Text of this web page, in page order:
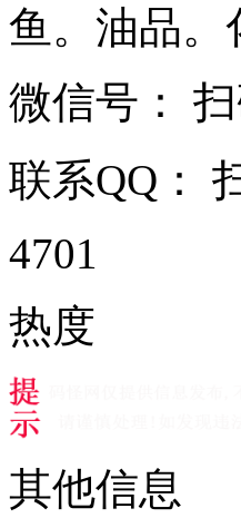
鱼。油品。
微信号：
联系QQ：
4701
热度
其他信息